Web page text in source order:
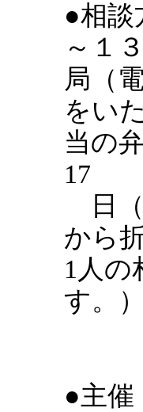
●相
～１
局（
をい
当の
17
日（
から
1人の
す。）
●主催